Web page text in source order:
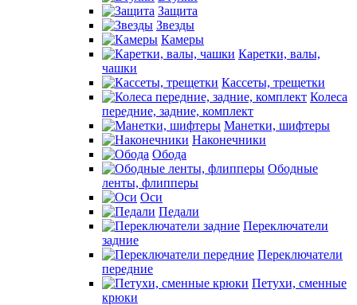
Защита
Звезды
Камеры
Каретки, валы,
чашки
Кассеты, трещетки
Колеса
передние, задние, комплект
Манетки, шифтеры
Наконечники
Обода
Ободные
ленты, флипперы
Оси
Педали
Переключатели
задние
Переключатели
передние
Петухи, сменные
крюки